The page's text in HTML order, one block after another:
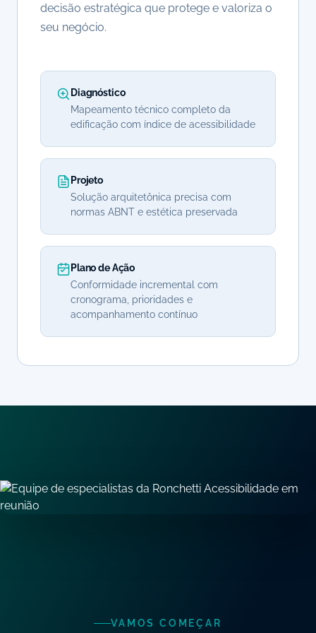
decisão estratégica que protege e valoriza o
seu negócio.
Diagnóstico
Mapeamento técnico completo da
edificação com índice de acessibilidade
Projeto
Solução arquitetônica precisa com
normas ABNT e estética preservada
Plano de Ação
Conformidade incremental com
cronograma, prioridades e
acompanhamento contínuo
VAMOS COMEÇAR